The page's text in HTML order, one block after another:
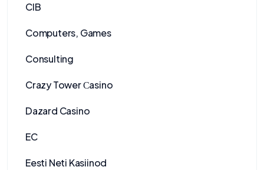
CIB
Computers, Games
Consulting
Crazy Tower Сasino
Dazard Casino
EC
Eesti Neti Kasiinod